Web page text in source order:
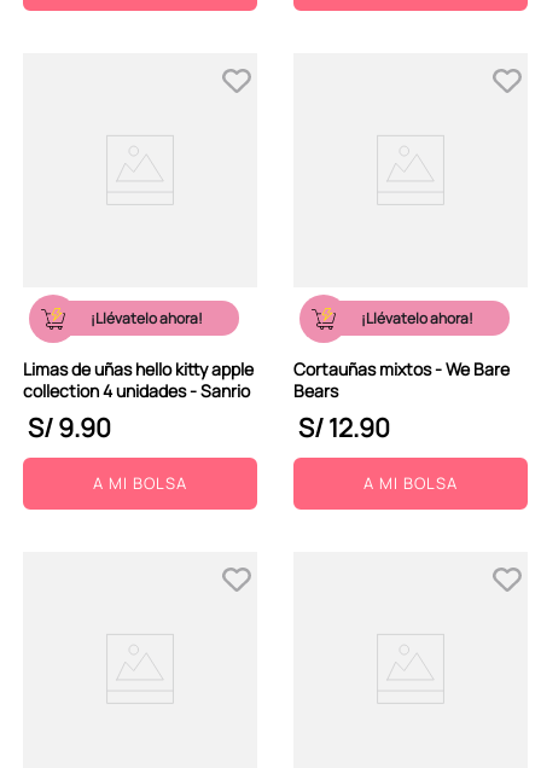
¡Llévatelo ahora!
Limas de uñas hello kitty apple
collection 4 unidades - Sanrio
S/9.90
A MI BOLSA
¡Llévatelo ahora!
Cortauñas mixtos - We Bare
Bears
S/12.90
A MI BOLSA